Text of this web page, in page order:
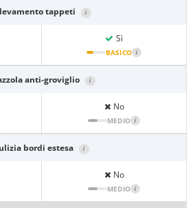
tappeti i
Sì
BASICO i
anti-groviglio i
No
MEDIO i
bordi estesa i
No
MEDIO i